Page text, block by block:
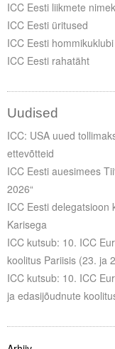
ICC Eesti liikmete
ICC Eesti üritused
ICC Eesti hommikuklubi
ICC Eesti rahatäht
Uudised
ICC: USA uued
ettevõtteid
ICC Eesti auesimees
2026“
ICC Eesti delegatsioon
Karisega
ICC kutsub: 10. ICC
koolitus Pariisis (23. ja
ICC kutsub: 10. ICC
ja edasijõudnute